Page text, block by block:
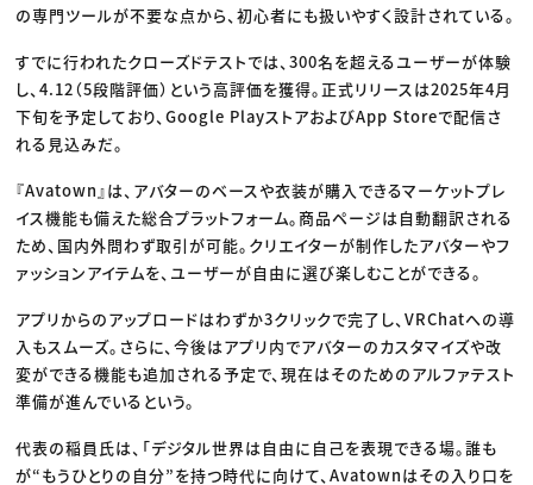
の専門ツールが不要な点から、初心者にも扱いやすく設計されている。
すでに行われたクローズドテストでは、300名を超えるユーザーが体験
し、4.12（5段階評価）という高評価を獲得。正式リリースは2025年4月
下旬を予定しており、Google PlayストアおよびApp Storeで配信さ
れる見込みだ。
『Avatown』は、アバターのベースや衣装が購入できるマーケットプレ
イス機能も備えた総合プラットフォーム。商品ページは自動翻訳される
ため、国内外問わず取引が可能。クリエイターが制作したアバターやフ
ァッションアイテムを、ユーザーが自由に選び楽しむことができる。
アプリからのアップロードはわずか3クリックで完了し、VRChatへの導
入もスムーズ。さらに、今後はアプリ内でアバターのカスタマイズや改
変ができる機能も追加される予定で、現在はそのためのアルファテスト
準備が進んでいるという。
代表の稲員氏は、「デジタル世界は自由に自己を表現できる場。誰も
が“もうひとりの自分”を持つ時代に向けて、Avatownはその入り口を